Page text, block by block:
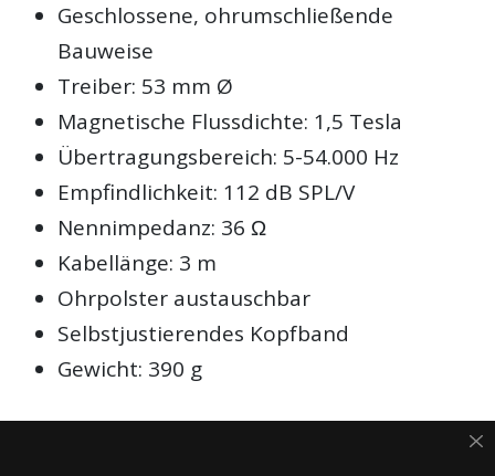
Geschlossene, ohrumschließende
Bauweise
Treiber: 53 mm Ø
Magnetische Flussdichte: 1,5 Tesla
Übertragungsbereich: 5-54.000 Hz
Empfindlichkeit: 112 dB SPL/V
Nennimpedanz: 36 Ω
Kabellänge: 3 m
Ohrpolster austauschbar
Selbstjustierendes Kopfband
Gewicht: 390 g